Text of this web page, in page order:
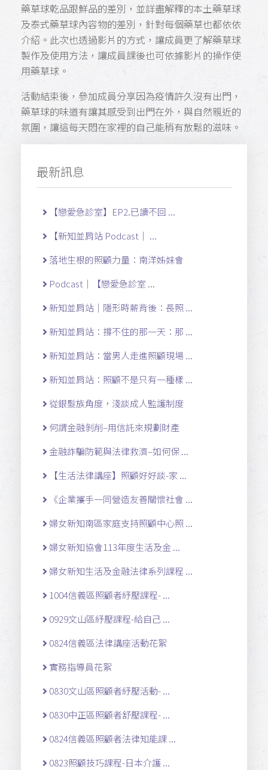
藥草球乾品跟鮮品的差別，並詳盡解釋的本土藥草球
及泰式藥草球內容物的差別，針對每個藥草也都依依
介紹。此次也透過影片的方式，讓成員更了解藥草球
製作及使用方法，讓成員課後也可依據影片的操作使
用藥草球。
活動結束後，參加成員分享因為疫情許久沒有出門，
藥草球的味道有讓其感受到出門在外，與自然親近的
氛圍，讓這每天悶在家裡的自己能稍有放鬆的滋味。
最新訊息
【戀愛急診室】EP2.已讀不回 ...
【新知並肩站 Podcast｜ ...
落地生根的照顧力量：南洋姊妹會
Podcast｜【戀愛急診室 ...
新知並肩站｜隱形時薪背後：長照 ...
新知並肩站：撐不住的那一天：那 ...
新知並肩站：當男人走進照顧現場 ...
新知並肩站：照顧不是只有一種樣 ...
從銀髮族角度，淺談成人監護制度
何謂金融剝削–用信託來規劃財產
金融詐騙防範與法律救濟–如何保 ...
【生活法律講座】照顧好好談-家 ...
《企業攜手一同營造友善關懷社會 ...
婦女新知南區家庭支持照顧中心照 ...
婦女新知協會113年度生活及金 ...
婦女新知生活及金融法律系列課程 ...
1004信義區照顧者紓壓課程- ...
0929文山區紓壓課程-給自己 ...
0824信義區法律講座活動花絮
實務指導員花絮
0830文山區照顧者紓壓活動- ...
0830中正區照顧者舒壓課程- ...
0824信義區照顧者法律知能課 ...
0823照顧技巧課程-日本介護 ...